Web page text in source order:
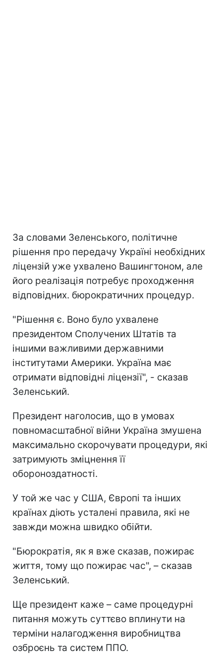
За словами Зеленського, політичне
рішення про передачу Україні необхідних
ліцензій уже ухвалено Вашингтоном, але
його реалізація потребує проходження
відповідних. бюрократичних процедур.
"Рішення є. Воно було ухвалене
президентом Сполучених Штатів та
іншими важливими державними
інститутами Америки. Україна має
отримати відповідні ліцензії", - сказав
Зеленський.
Президент наголосив, що в умовах
повномасштабної війни Україна змушена
максимально скорочувати процедури, які
затримують зміцнення її
обороноздатності.
У той же час у США, Європі та інших
країнах діють усталені правила, які не
завжди можна швидко обійти.
"Бюрократія, як я вже сказав, пожирає
життя, тому що пожирає час", – сказав
Зеленський.
Ще президент каже – саме процедурні
питання можуть суттєво вплинути на
терміни налагодження виробництва
озброєнь та систем ППО.